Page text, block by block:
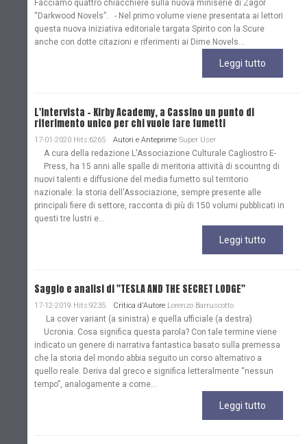
Facciamo quattro chiacchiere sulla nuova miniserie di Zagor
“Darkwood Novels”. - Nel primo volume viene presentata ai lettori
questa nuova iniziativa editoriale targata Spirito con la Scure
anche con dotte citazioni e riferimenti ai Dime Novels...
Leggi tutto
L'Intervista - Kirby Academy, a Cassino un punto di
riferimento unico per chi vuole fare fumetti
17-01-2020 Hits:6265 Autori e Anteprime Super User
A cura della redazione L'Associazione Culturale Cagliostro E-
Press, ha 15 anni alle spalle di meritoria attività di scountng di
nuovi talenti e diffusione del media fumetto sul territorio
nazionale: la storia dell'Associazione, sempre presente alle
principali fiere di settore, racconta di più di 150 volumi pubblicati in
questi tre lustri e...
Leggi tutto
Saggio e analisi di "TESLA AND THE SECRET LODGE"
17-12-2019 Hits:9235 Critica d'Autore Lorenzo Barruscotto
La cover variant (a sinistra) e quella ufficiale (a destra)
Ucronia. Cosa significa questa parola? Con tale termine viene
indicato un genere di narrativa fantastica basato sulla premessa
che la storia del mondo abbia seguito un corso alternativo a
quello reale. Deriva dal greco e significa letteralmente “nessun
tempo”, analogamente a come...
Leggi tutto